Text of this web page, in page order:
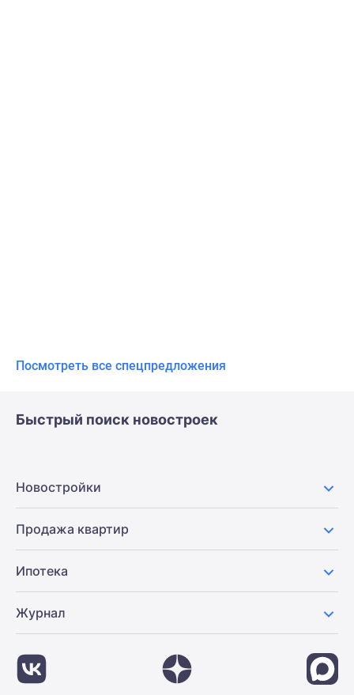
Посмотреть все спецпредложения
Быстрый поиск новостроек
Новостройки
Продажа квартир
Ипотека
Журнал